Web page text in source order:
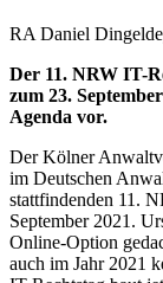
RA Daniel
Der 11. NRW IT-
zum 23.
Agenda vor.
Der Kölner
im Deutschen
stattfindenden 11.
September 2021.
Online-Option
auch im Jahr 2021